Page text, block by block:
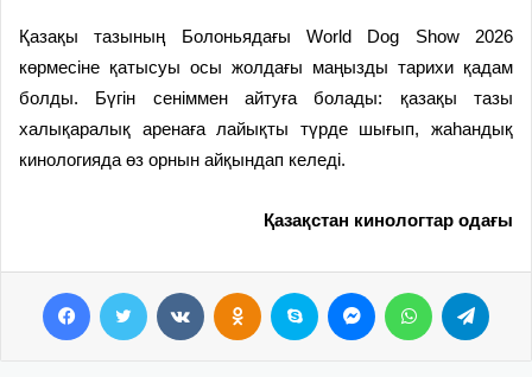
Қазақы тазының Болоньядағы World Dog Show 2026
көрмесіне қатысуы осы жолдағы маңызды тарихи қадам
болды. Бүгін сеніммен айтуға болады: қазақы тазы
халықаралық аренаға лайықты түрде шығып, жаһандық
кинологияда өз орнын айқындап келеді.
Қазақстан кинологтар одағы